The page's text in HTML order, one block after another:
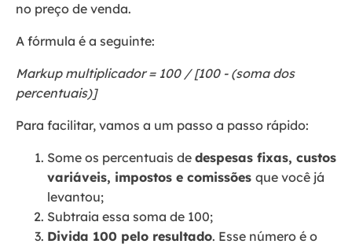
no preço de venda.
A fórmula é a seguinte:
Markup multiplicador = 100 / [100 - (soma dos
percentuais)]
Para facilitar, vamos a um passo a passo rápido:
Some os percentuais de despesas fixas, custos
variáveis, impostos e comissões que você já
levantou;
Subtraia essa soma de 100;
Divida 100 pelo resultado. Esse número é o